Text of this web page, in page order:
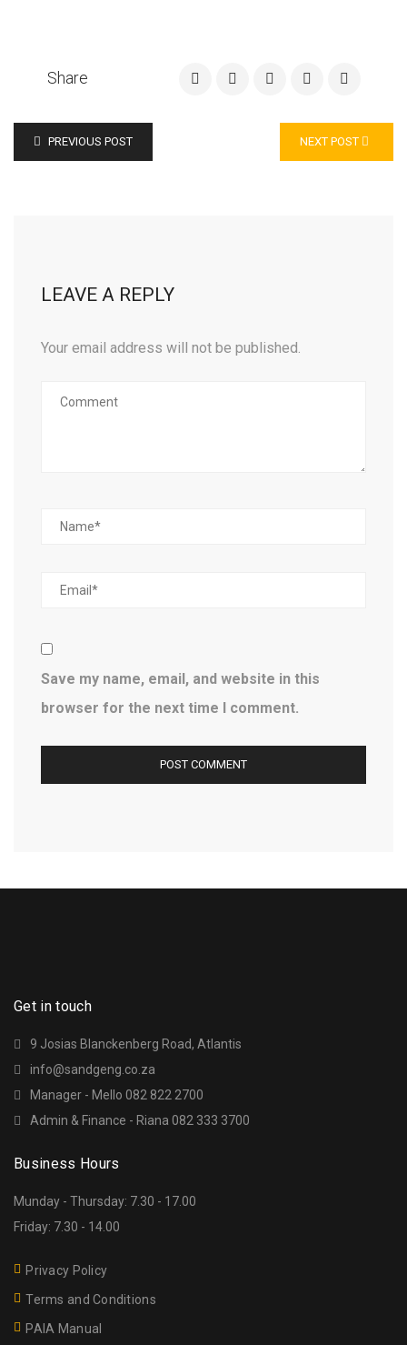
Share
PREVIOUS POST NEXT POST
LEAVE A REPLY
Your email address will not be published.
Save my name, email, and website in this
browser for the next time I comment.
Get in touch
9 Josias Blanckenberg Road, Atlantis
info@sandgeng.co.za
Manager - Mello 082 822 2700
Admin & Finance - Riana 082 333 3700
Business Hours
Munday - Thursday: 7.30 - 17.00
Friday: 7.30 - 14.00
Privacy Policy
Terms and Conditions
PAIA Manual